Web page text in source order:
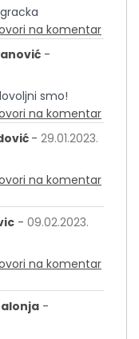
na komentar
-
smo!
na komentar
- 29.01.2023.
na komentar
- 09.02.2023.
na komentar
-